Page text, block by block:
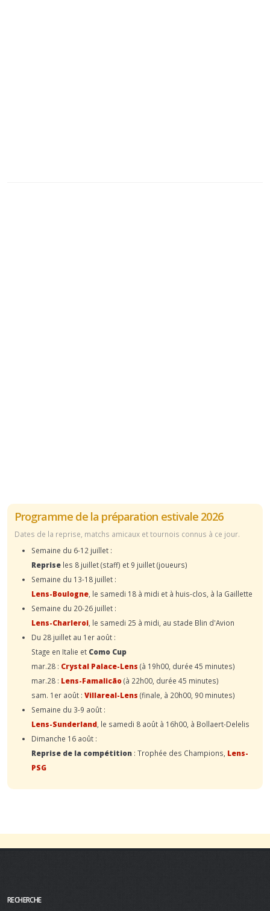
Programme de la préparation estivale 2026
Dates de la reprise, matchs amicaux et tournois connus à ce jour.
Semaine du 6-12 juillet :
Reprise les 8 juillet (staff) et 9 juillet (joueurs)
Semaine du 13-18 juillet :
Lens-Boulogne , le samedi 18 à midi et à huis-clos, à la Gaillette
Semaine du 20-26 juillet :
Lens-Charleroi , le samedi 25 à midi, au stade Blin d'Avion
Du 28 juillet au 1er août :
Stage en Italie et Como Cup
mar.28 : Crystal Palace-Lens (à 19h00, durée 45 minutes)
mar.28 : Lens-Famalicão(à 22h00, durée 45 minutes)
sam. 1er août : Villareal-Lens (finale, à 20h00, 90 minutes)
Semaine du 3-9 août :
Lens-Sunderland , le samedi 8 août à 16h00, à Bollaert-Delelis
Dimanche 16 août :
Reprise de la compétition : Trophée des Champions, Lens-
PSG
RECHERCHE